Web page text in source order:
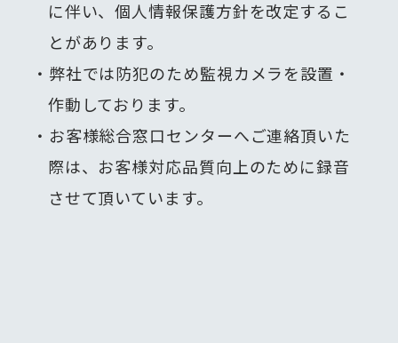
り込むとともに、従業者とは入社時
に機密保持契約書を締結していま
す。
５．物理的安全管理措置
個人データを取り扱う区域におい
て、従業者の入退室管理を行うとと
もに、権限を有しない者による個人
データの閲覧を防止しています。ま
に伴い、個人情報保護方針を改定するこ
とがあります。
弊社では防犯のため監視カメラを設置・
作動しております。
お客様総合窓口センターへご連絡頂いた
際は、お客様対応品質向上のために録音
させて頂いています。